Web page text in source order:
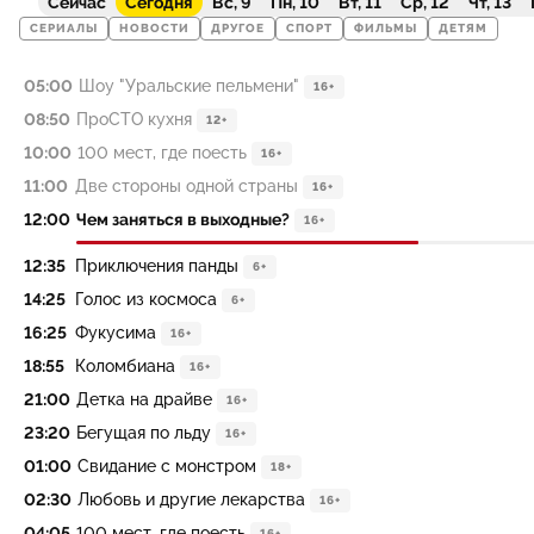
СЕРИАЛЫ НОВОСТИ ДРУГОЕ СПОРТ ФИЛЬМЫ ДЕТЯМ
05:00 Шоу "Уральские пельмени" 16+
08:50 ПроСТО кухня 12+
10:00 100 мест, где поесть 16+
11:00 Две стороны одной страны 16+
12:00 Чем заняться в выходные? 16+
12:35 Приключения панды 6+
14:25 Голос из космоса 6+
16:25 Фукусима 16+
18:55 Коломбиана 16+
21:00 Детка на драйве 16+
23:20 Бегущая по льду 16+
01:00 Свидание с монстром 18+
02:30 Любовь и другие лекарства 16+